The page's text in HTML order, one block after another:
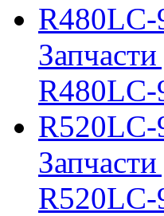
R480LC-
R520LC-